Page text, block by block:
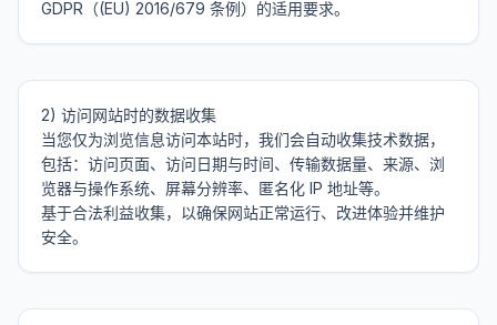
2) 访问网站时的数据收集
当您仅为浏览信息访问本站时，我们会自动收集技术数据，
包括：访问页面、访问日期与时间、传输数据量、来源、浏
览器与操作系统、屏幕分辨率、匿名化 IP 地址等。
基于合法利益收集，以确保网站正常运行、改进体验并维护